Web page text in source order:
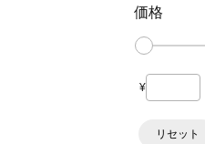
価格
¥
リセット